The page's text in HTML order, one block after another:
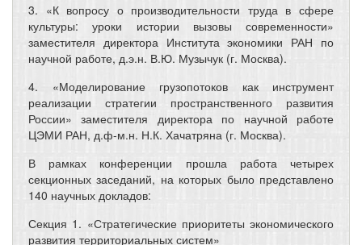
3. «К вопросу о производительности труда в сфере
культуры: уроки истории вызовы современности»
заместителя директора Института экономики РАН по
научной работе, д.э.н. В.Ю. Музычук (г. Москва).
4. «Моделирование грузопотоков как инструмент
реализации стратегии пространственного развития
России» заместителя директора по научной работе
ЦЭМИ РАН, д.ф-м.н. Н.К. Хачатряна (г. Москва).
В рамках конференции прошла работа четырех
секционных заседаний, на которых было представлено
140 научных докладов:
Секция 1. «Стратегические приоритеты экономического
развития территориальных систем»